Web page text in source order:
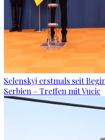
Selenskyj erstmals seit
Serbien – Treffen mit Vucic